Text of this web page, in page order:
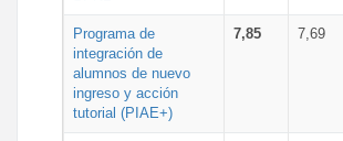
Programa de
integración de
alumnos de nuevo
ingreso y acción
tutorial (PIAE+)
7,85 7,69